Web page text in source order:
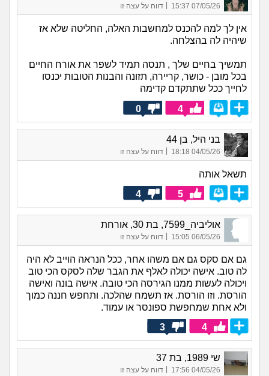
07/05/26 15:37 דווח על עצה זו
אין לך למה להכנס למחשבות האלה, החליטה שלא אז
שיהיה לה בהצלחה.
תמשיך בחיים שלך , תנסה תמיד לשפר את אורח החיים
בכל מובן - כושר, קריירה, תזונה והבנות הטובות יכנסו
לחייך ככל שתתקדם קדימה
4
0
בני היל, בן 44
04/05/26 18:18
| דווח על עצה זו
תשאל אותה
5
4
אוליביה_7599, בת 30, אורחת
06/05/26 15:05
| דווח על עצה זו
גם אם סקס גם אם משהו אחר, ככל הנראה הוייב לא היה
לה טוב. אישה יכולה לאלף את הגבר שלה לסקס הכי טוב
ויכולה לעשות ממנו הגירסה הכי טובה. אישה בונה ואישה
הורסת. וזו הורסת. אז תשמח שהלכה. ותחפש חננה כמוך
ולא אחת שמחפשת ספונסר או עמוד.
4
3
שי 1989, בת 37
04/05/26 17:56 דווח על עצה זו